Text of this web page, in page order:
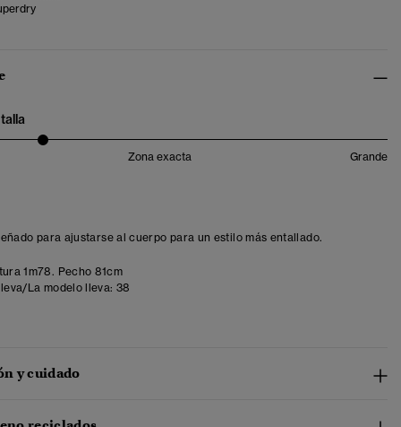
Zona exacta Grande
para ajustarse al cuerpo para un estilo más entallado.
1m78. Pecho 81cm
La modelo lleva: 38
y cuidado